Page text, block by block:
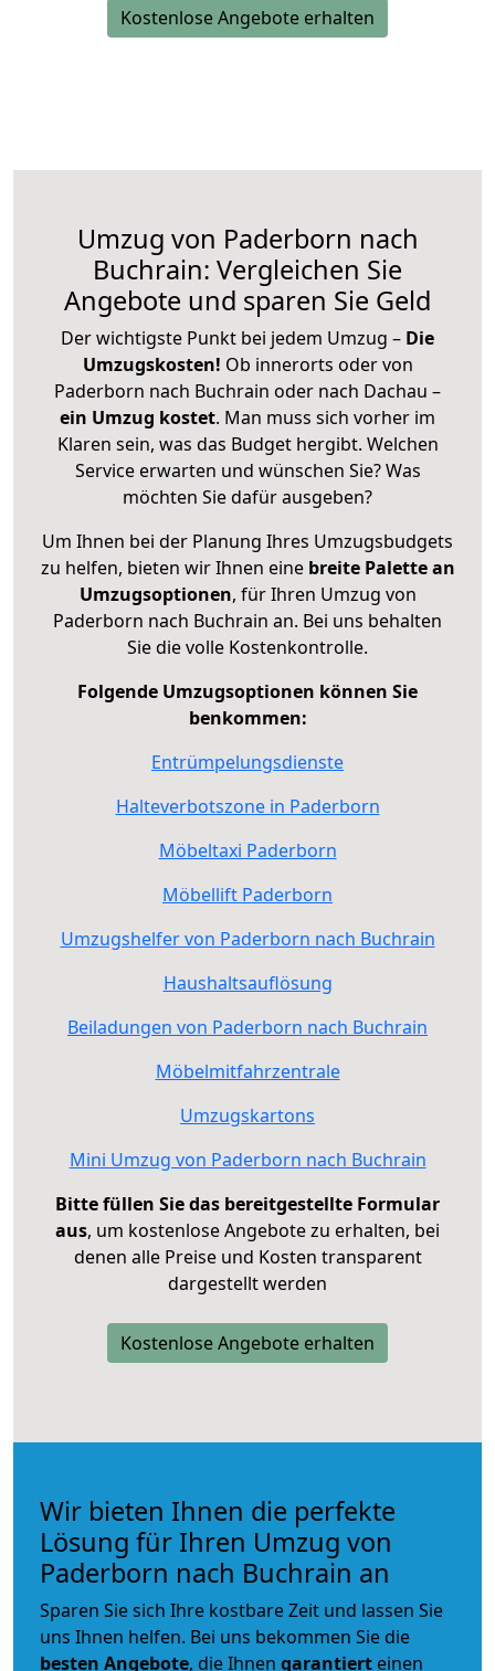
Kostenlose Angebote erhalten
Umzug von Paderborn nach
Buchrain: Vergleichen Sie
Angebote und sparen Sie Geld
Der wichtigste Punkt bei jedem Umzug – Die
Umzugskosten! Ob innerorts oder von
Paderborn nach Buchrain oder nach Dachau –
ein Umzug kostet. Man muss sich vorher im
Klaren sein, was das Budget hergibt. Welchen
Service erwarten und wünschen Sie? Was
möchten Sie dafür ausgeben?
Um Ihnen bei der Planung Ihres Umzugsbudgets
zu helfen, bieten wir Ihnen eine breite Palette an
Umzugsoptionen, für Ihren Umzug von
Paderborn nach Buchrain an. Bei uns behalten
Sie die volle Kostenkontrolle.
Folgende Umzugsoptionen können Sie
benkommen:
Entrümpelungsdienste
Halteverbotszone in Paderborn
Möbeltaxi Paderborn
Möbellift Paderborn
Umzugshelfer von Paderborn nach Buchrain
Haushaltsauflösung
Beiladungen von Paderborn nach Buchrain
Möbelmitfahrzentrale
Umzugskartons
Mini Umzug von Paderborn nach Buchrain
Bitte füllen Sie das bereitgestellte Formular
aus, um kostenlose Angebote zu erhalten, bei
denen alle Preise und Kosten transparent
dargestellt werden
Kostenlose Angebote erhalten
Wir bieten Ihnen die perfekte
Lösung für Ihren Umzug von
Paderborn nach Buchrain an
Sparen Sie sich Ihre kostbare Zeit und lassen Sie
uns Ihnen helfen. Bei uns bekommen Sie die
besten Angebote, die Ihnen garantiert einen